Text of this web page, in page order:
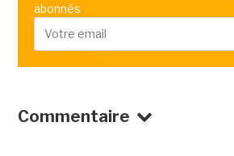
abonnés
Commentaire